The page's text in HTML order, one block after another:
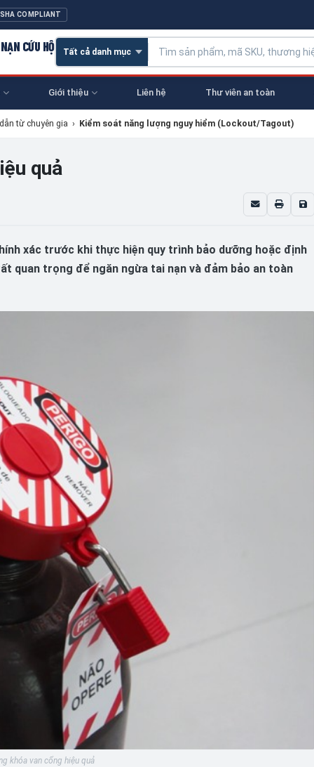
COMPLIANT
CỨU HỘ
Giới thiệu Liên hệ Thư viên an toàn
từ chuyên gia › Kiểm soát năng lượng nguy hiểm (Lockout/Tagout)
quả
xác trước khi thực hiện quy trình bảo dưỡng hoặc định
quan trọng để ngăn ngừa tai nạn và đảm bảo an toàn
khóa van cổng hiệu quả